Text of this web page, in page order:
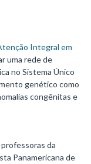
Integral em
uma rede de
no Sistema Único
genético como
congênitas e
da
Panamericana de